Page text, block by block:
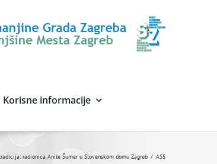
Korisne informacije
radionica Anite Šumer u Slovenskom domu Zagreb AS5